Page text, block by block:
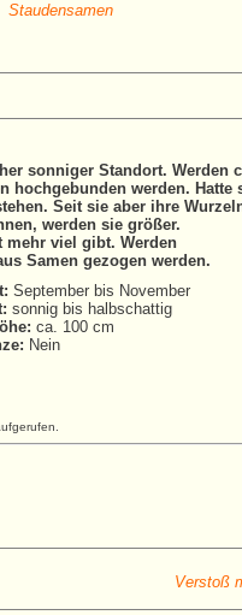
Staudensamen
sonniger Standort. Werden
hochgebunden werden. Hatte
Seit sie aber ihre
werden sie größer.
mehr viel gibt. Werden
Samen gezogen werden.
September bis November
sonnig bis halbschattig
ca. 100 cm
Nein
Verstoß